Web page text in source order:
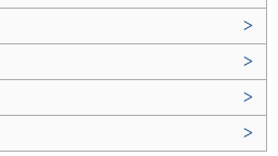
>
>
>
>